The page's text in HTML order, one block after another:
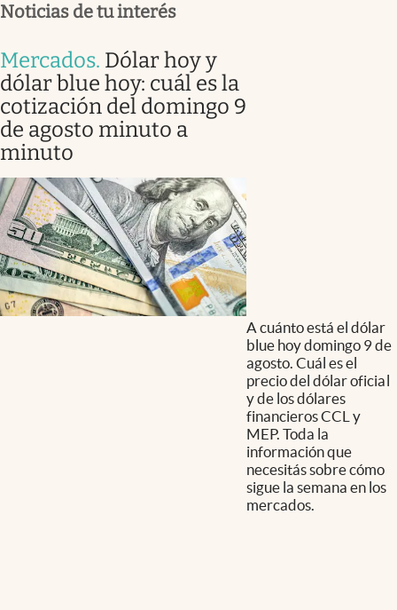
Noticias de tu interés
Mercados. Dólar hoy y
dólar blue hoy: cuál es la
cotización del domingo 9
de agosto minuto a
minuto
A cuánto está el dólar
blue hoy domingo 9 de
agosto. Cuál es el
precio del dólar oficial
y de los dólares
financieros CCL y
MEP. Toda la
información que
necesitás sobre cómo
sigue la semana en los
mercados.